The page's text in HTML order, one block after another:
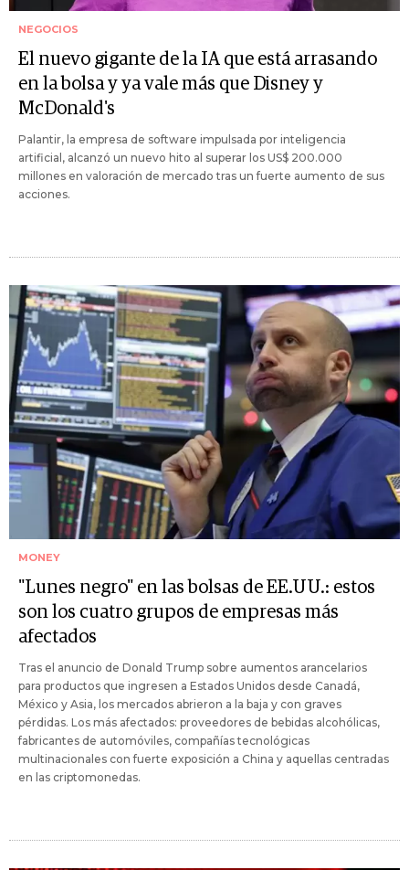
NEGOCIOS
El nuevo gigante de la IA que está arrasando
en la bolsa y ya vale más que Disney y
McDonald's
Palantir, la empresa de software impulsada por inteligencia
artificial, alcanzó un nuevo hito al superar los US$ 200.000
millones en valoración de mercado tras un fuerte aumento de sus
acciones.
MONEY
"Lunes negro" en las bolsas de EE.UU.: estos
son los cuatro grupos de empresas más
afectados
Tras el anuncio de Donald Trump sobre aumentos arancelarios
para productos que ingresen a Estados Unidos desde Canadá,
México y Asia, los mercados abrieron a la baja y con graves
pérdidas. Los más afectados: proveedores de bebidas alcohólicas,
fabricantes de automóviles, compañías tecnológicas
multinacionales con fuerte exposición a China y aquellas centradas
en las criptomonedas.